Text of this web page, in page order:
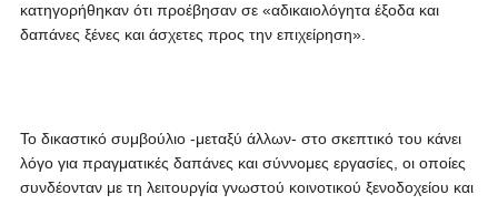
κατηγορήθηκαν ότι προέβησαν σε «αδικαιολόγητα έξοδα και
δαπάνες ξένες και άσχετες προς την επιχείρηση».
Το δικαστικό συμβούλιο -μεταξύ άλλων- στο σκεπτικό του κάνει
λόγο για πραγματικές δαπάνες και σύννομες εργασίες, οι οποίες
συνδέονταν με τη λειτουργία γνωστού κοινοτικού ξενοδοχείου και